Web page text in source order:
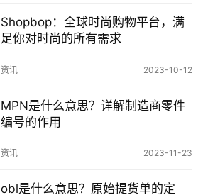
Shopbop：全球时尚购物平台，满
足你对时尚的所有需求
资讯 2023-10-12
MPN是什么意思？详解制造商零件
编号的作用
资讯 2023-11-23
obl是什么意思？原始提货单的定